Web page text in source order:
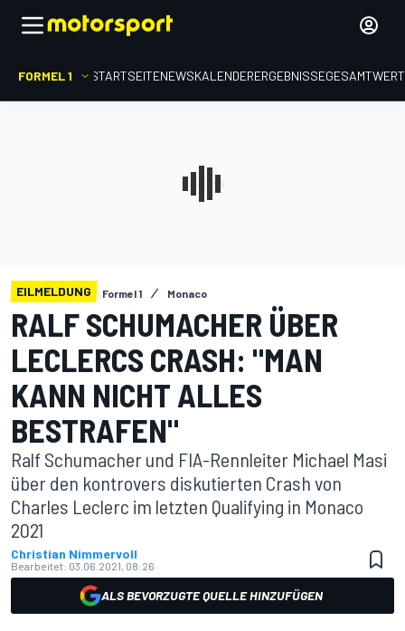
FORMEL 1 STARTSEITENEWSKALENDERERGEBNISSE
EILMELDUNG Formel 1 Monaco
RALF SCHUMACHER ÜBER
LECLERCS CRASH: "MAN
KANN NICHT ALLES
BESTRAFEN"
Ralf Schumacher und FIA-Rennleiter Michael Masi
über den kontrovers diskutierten Crash von
Charles Leclerc im letzten Qualifying in Monaco
2021
Christian Nimmervoll
Bearbeitet: 03.06.2021, 08:26
ALS BEVORZUGTE QUELLE HINZUFÜGEN